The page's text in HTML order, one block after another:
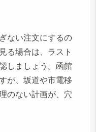
ない注文にするの
る場合は、ラスト
しましょう。函館
が、坂道や市電移
のない計画が、穴